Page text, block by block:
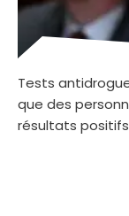
Tests
que des
résultats positifs